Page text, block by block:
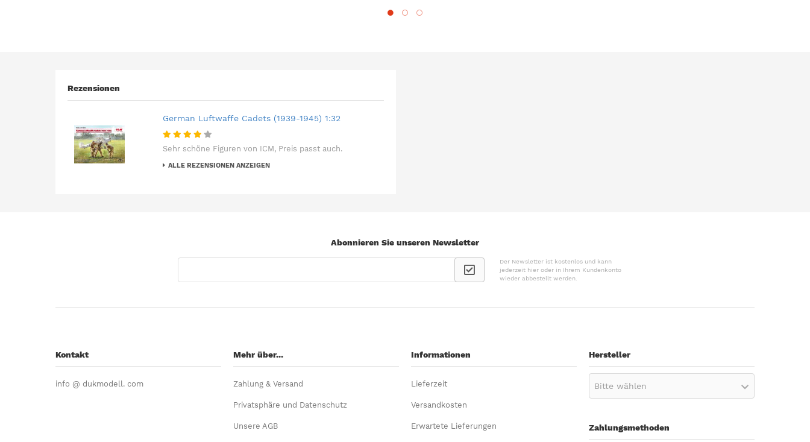
Rezensionen
German Luftwaffe Cadets (1939-1945) 1:32
Sehr schöne Figuren von ICM, Preis passt auch.
ALLE REZENSIONEN ANZEIGEN
Abonnieren Sie unseren Newsletter
Der Newsletter ist kostenlos und kann
jederzeit hier oder in Ihrem Kundenkonto
wieder abbestellt werden.
Kontakt
info @ dukmodell. com
Mehr über...
Zahlung & Versand
Privatsphäre und Datenschutz
Unsere AGB
Informationen
Lieferzeit
Versandkosten
Erwartete Lieferungen
Hersteller
Bitte wählen
Zahlungsmethoden